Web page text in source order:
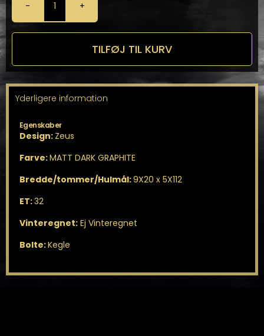
OZ
Zeus
9X20
TILFØJ TIL KURV
Yderligere information
Egenskaber
Design: Zeus
Farve:MATT DARK GRAPHITE
Bredde/tommer/Hulmål:9X20 x 5X112
ET:32
Vinteregnet:Ej Vinteregnet
Bolte:Kegle